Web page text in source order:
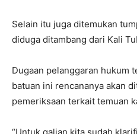
Selain itu juga ditemukan
diduga ditambang dari Kali
Dugaan pelanggaran hukum
batuan ini rencananya akan
pemeriksaan terkait temuan